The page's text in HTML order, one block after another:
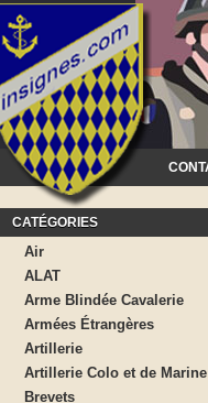
CATÉGORIES
Air
ALAT
Arme Blindée Cavalerie
Armées Étrangères
Artillerie
Artillerie Colo et de Marine
Brevets